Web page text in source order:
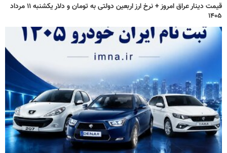
قیمت دینار عراق امروز + نرخ ارز اربعین دولتی به تومان و دلار یکشنبه ۱۱ مرداد
۱۴۰۵